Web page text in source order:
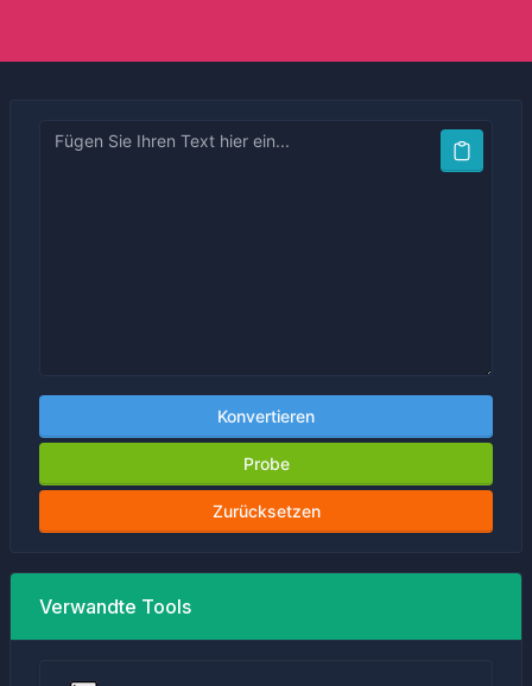
Konvertieren
Probe
Zurücksetzen
Verwandte Tools